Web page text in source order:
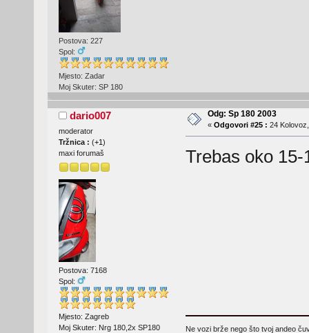
Postova: 227
Spol:
Mjesto: Zadar
Moj Skuter: SP 180
dario007
moderator
Tržnica : (+1)
maxi forumaš
Postova: 7168
Spol:
Mjesto: Zagreb
Moj Skuter: Nrg 180,2x SP180
Odg: Sp 180 2003
« Odgovori #25 : 24
Trebas oko
Ne vozi brže nego što tvoj andeo